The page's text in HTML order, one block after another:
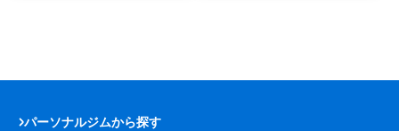
パーソナルジムから探す